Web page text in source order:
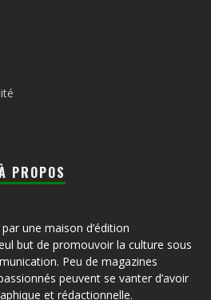
PROPOS
une maison d’édition
but de promouvoir la culture sous
Peu de magazines
peuvent se vanter d’avoir
et rédactionnelle.